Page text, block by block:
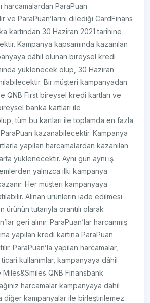
harcamalardan ParaPuan
ParaPuan’larını dilediği CardFinans
kartından 30 Haziran 2021 tarihine
Kampanya kapsamında kazanılan
dâhil olunan bireysel kredi
yüklenecek olup, 30 Haziran
Bir müşteri kampanyadan
QNB First bireysel kredi kartları ve
banka kartları ile
tüm bu kartları ile toplamda en fazla
kazanabilecektir. Kampanya
yapılan harcamalardan kazanılan
yüklenecektir. Aynı gün aynı iş
yalnızca ilki kampanya
Her müşteri kampanyaya
Alınan ürünlerin iade edilmesi
tutarıyla orantılı olarak
geri alınır. ParaPuan’lar harcanmış
yapılan kredi kartına ParaPuan
ParaPuan’la yapılan harcamalar,
kullanımlar, kampanyaya dâhil
QNB Finansbank
harcamalar kampanyaya dahil
diğer kampanyalar ile birleştirilemez.